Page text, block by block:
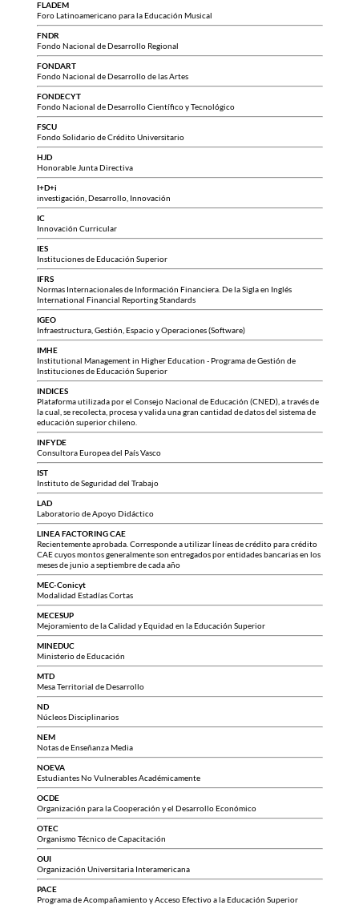
FLADEM
Foro Latinoamericano para la Educación Musical
FNDR
Fondo Nacional de Desarrollo Regional
FONDART
Fondo Nacional de Desarrollo de las Artes
FONDECYT
Fondo Nacional de Desarrollo Científico y Tecnológico
FSCU
Fondo Solidario de Crédito Universitario
HJD
Honorable Junta Directiva
I+D+i
investigación, Desarrollo, Innovación
IC
Innovación Curricular
IES
Instituciones de Educación Superior
IFRS
Normas Internacionales de Información Financiera. De la Sigla en Inglés
International Financial Reporting Standards
IGEO
Infraestructura, Gestión, Espacio y Operaciones (Software)
IMHE
Institutional Management in Higher Education - Programa de Gestión de
Instituciones de Educación Superior
INDICES
Plataforma utilizada por el Consejo Nacional de Educación (CNED), a través de
la cual, se recolecta, procesa y valida una gran cantidad de datos del sistema de
educación superior chileno.
INFYDE
Consultora Europea del País Vasco
IST
Instituto de Seguridad del Trabajo
LAD
Laboratorio de Apoyo Didáctico
LINEA FACTORING CAE
Recientemente aprobada. Corresponde a utilizar líneas de crédito para crédito
CAE cuyos montos generalmente son entregados por entidades bancarias en los
meses de junio a septiembre de cada año
MEC-Conicyt
Modalidad Estadías Cortas
MECESUP
Mejoramiento de la Calidad y Equidad en la Educación Superior
MINEDUC
Ministerio de Educación
MTD
Mesa Territorial de Desarrollo
ND
Núcleos Disciplinarios
NEM
Notas de Enseñanza Media
NOEVA
Estudiantes No Vulnerables Académicamente
OCDE
Organización para la Cooperación y el Desarrollo Económico
OTEC
Organismo Técnico de Capacitación
OUI
Organización Universitaria Interamericana
PACE
Programa de Acompañamiento y Acceso Efectivo a la Educación Superior